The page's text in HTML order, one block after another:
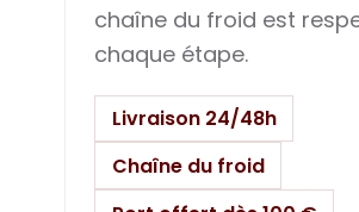
chaîne du froid est
chaque étape.
Livraison 24/48h
Chaîne du froid